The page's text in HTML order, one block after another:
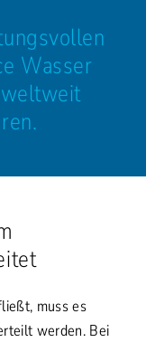
Wasser
muss es
werden. Bei